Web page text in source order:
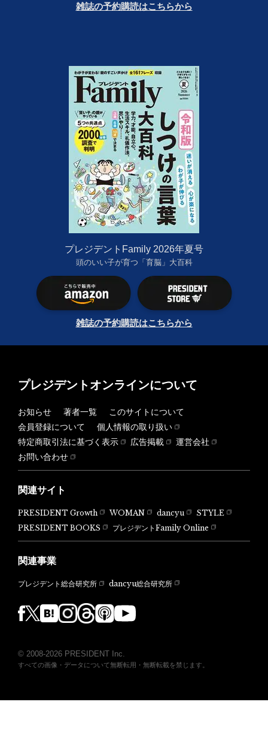
雑誌の予約購読はこちらから
プレジデントFamily 2026年夏号
頭のいい子が育つ「育脳」大百科
雑誌の予約購読はこちらから
プレジデントオンラインについて
お知らせ 著者一覧
このサイトについて
会員登録について
個人情報の取り扱い
特定商取引法に基づく表示
広告掲載
運営会社
お問い合わせ
関連サイト
PRESIDENT Growth WOMAN dancyu
STYLE
PRESIDENT BOOKS
プレジデントFamily Online
関連事業
プレジデント総合研究所 dancyu総合研究所
© 2008-2026 PRESIDENT Inc.
すべての画像・データについて無断転用・無断転載を禁じます。